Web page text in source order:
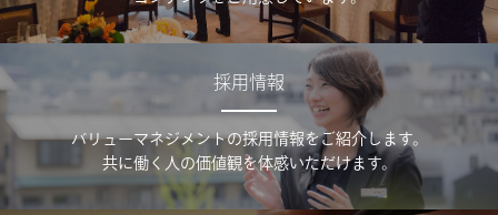
採用情報
バリューマネジメントの採用情報をご紹介します。
共に働く人の価値観を体感いただけます。